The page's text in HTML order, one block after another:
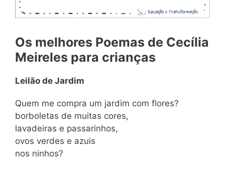
Os melhores Poemas de Cecília
Meireles para crianças
Leilão de Jardim
Quem me compra um jardim com flores?
borboletas de muitas cores,
lavadeiras e passarinhos,
ovos verdes e azuis
nos ninhos?